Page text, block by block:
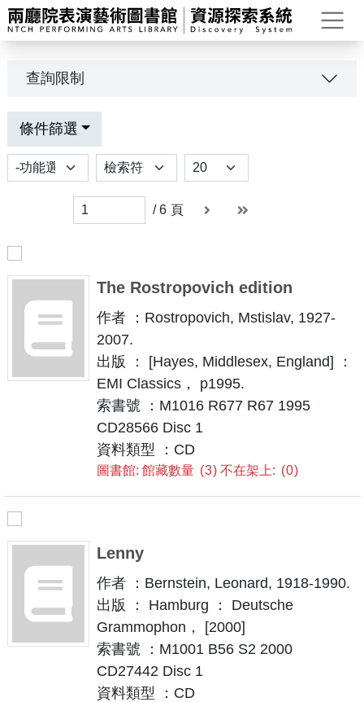
打
查詢限制
條件篩選
功能選項 排序 Results per page
/ 6 頁 下一頁 末頁
The Rostropovich edition
作者 ：Rostropovich, Mstislav, 1927-
2007.
出版 ： [Hayes, Middlesex, England] ：
EMI Classics， p1995.
索書號 ：M1016 R677 R67 1995
CD28566 Disc 1
資料類型 ：CD
圖書館: 館藏數量 3 不在架上: 0
Lenny
作者 ：Bernstein, Leonard, 1918-1990.
出版 ： Hamburg ： Deutsche
Grammophon， [2000]
索書號 ：M1001 B56 S2 2000
CD27442 Disc 1
資料類型 ：CD